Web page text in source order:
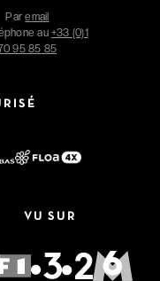
Paremail
au +33 (0)1
95 85 85
VU SUR